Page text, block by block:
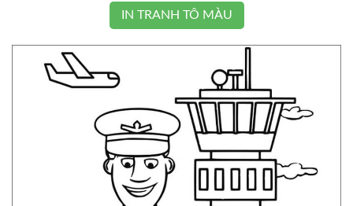
IN TRANH TÔ MÀU